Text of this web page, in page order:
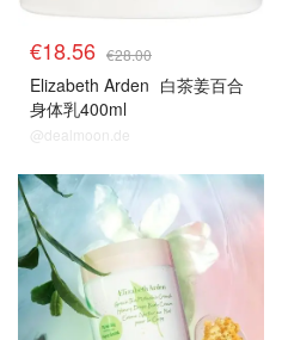
€18.56 €28.00
Elizabeth Arden 白茶姜百合
身体乳400ml
@dealmoon.de